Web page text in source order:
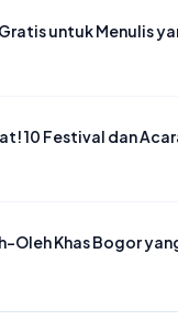
untuk Menulis
10 Festival dan
Oleh Khas Bogor